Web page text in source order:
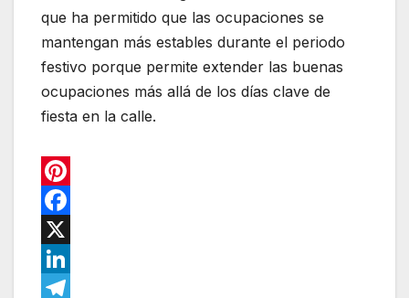
que ha permitido que las ocupaciones se
mantengan más estables durante el periodo
festivo porque permite extender las buenas
ocupaciones más allá de los días clave de
fiesta en la calle.
P
n
F
a
c
X
L